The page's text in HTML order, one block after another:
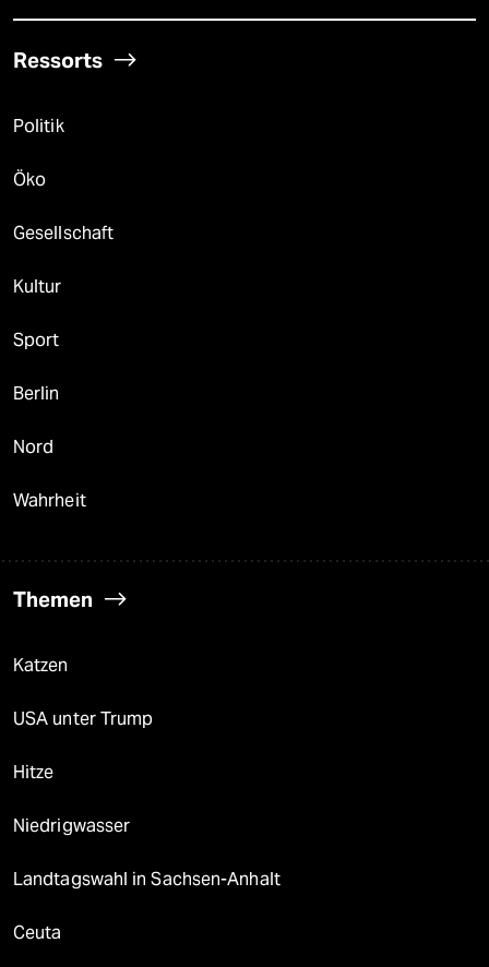
Ressorts
Politik
Öko
Gesellschaft
Kultur
Sport
Berlin
Nord
Wahrheit
Themen
Katzen
USA unter Trump
Hitze
Niedrigwasser
Landtagswahl in Sachsen-Anhalt
Ceuta